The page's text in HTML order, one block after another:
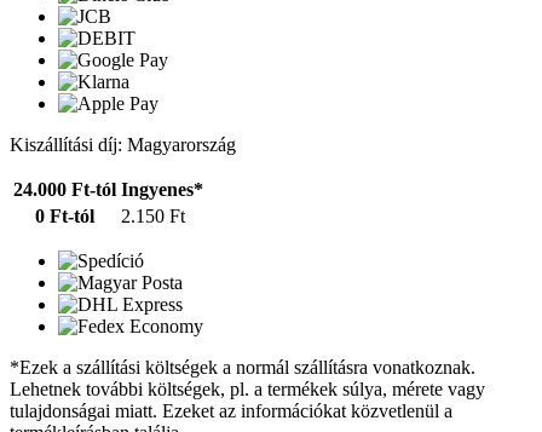
Kiszállítási díj: Magyarország
24.000 Ft-tól Ingyenes*
0 Ft-tól
2.150 Ft
*Ezek a szállítási költségek a normál szállításra vonatkoznak.
Lehetnek további költségek, pl. a termékek súlya, mérete vagy
tulajdonságai miatt. Ezeket az információkat közvetlenül a